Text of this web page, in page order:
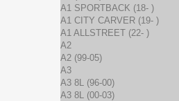
A1 SPORTBACK (18- )
A1 CITY CARVER (19- )
A1 ALLSTREET (22- )
A2
A2 (99-05)
A3
A3 8L (96-00)
A3 8L (00-03)